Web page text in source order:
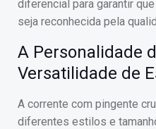
diferencial para garantir
seja reconhecida pela
A Personalidade
Versatilidade de
A corrente com pingente
diferentes estilos e